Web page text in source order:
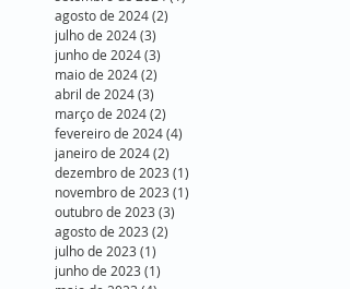
agosto de 2024(2)
julho de 2024(3)
junho de 2024(3)
maio de 2024(2)
abril de 2024(3)
março de 2024(2)
fevereiro de 2024(4)
janeiro de 2024(2)
dezembro de 2023 (1)
novembro de 2023 (1)
outubro de 2023 (3)
agosto de 2023 (2)
julho de 2023 (1)
junho de 2023 (1)